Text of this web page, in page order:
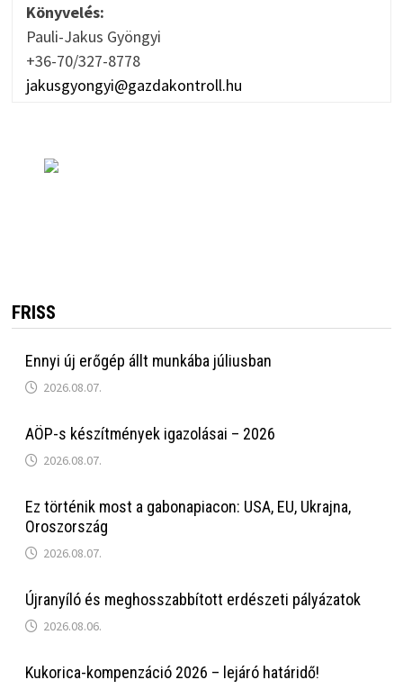
Könyvelés:
Pauli-Jakus Gyöngyi
+36-70/327-8778
jakusgyongyi@gazdakontroll.hu
FRISS
Ennyi új erőgép állt munkába júliusban
2026.08.07.
AÖP-s készítmények igazolásai – 2026
2026.08.07.
Ez történik most a gabonapiacon: USA, EU, Ukrajna,
Oroszország
2026.08.07.
Újranyíló és meghosszabbított erdészeti pályázatok
2026.08.06.
Kukorica-kompenzáció 2026 – lejáró határidő!